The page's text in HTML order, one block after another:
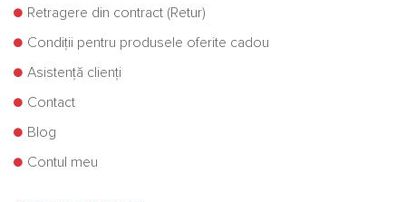
Retragere din contract (Retur)
Condiții pentru produsele oferite cadou
Asistență clienți
Contact
Blog
Contul meu